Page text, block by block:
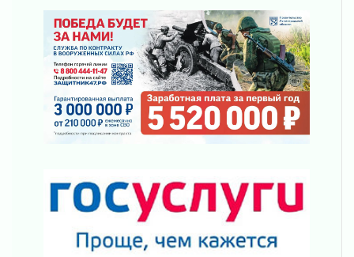
Комфортное лето: в Ленобласти 30 июля
ожидается теплая и сухая погода
30 июля 2026
Ладожский мост на трассе «Кола» полностью
закроют для движения в ночь на 31 июля
30 июля 2026
Волейболисты из Всеволожского района
представят Ленинградскую область на
«Кубок Защитников Отечества» для
ветеранов СВО стартовал в Выборге
Заблудившегося пенсионера вывели из леса в